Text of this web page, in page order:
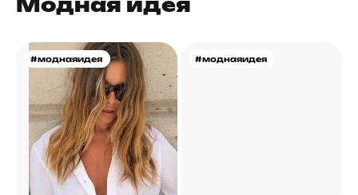
Модная идея
#моднаяидея #моднаяидея